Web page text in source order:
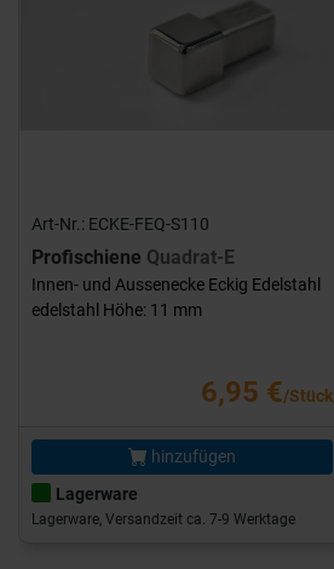
Art-Nr.: ECKE-FEQ-S110
Profischiene Quadrat-E
Innen- und Aussenecke Eckig Edelstahl
edelstahl Höhe: 11 mm
6,95 €/Stück
hinzufügen
Lagerware
Lagerware, Versandzeit ca. 7-9 Werktage